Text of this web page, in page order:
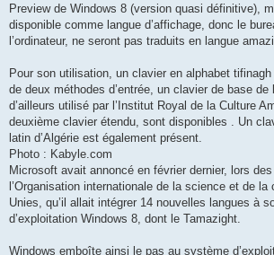
Preview de Windows 8 (version quasi définitive),
disponible comme langue d’affichage, donc le
l’ordinateur, ne seront pas traduits en langue
Pour son utilisation, un clavier en alphabet
de deux méthodes d’entrée, un clavier de base de
d’ailleurs utilisé par l’Institut Royal de la Culture
deuxième clavier étendu, sont disponibles . Un
latin d’Algérie est également présent.
Photo : Kabyle.com
Microsoft avait annoncé en février dernier, lors
l’Organisation internationale de la science et de la
Unies, qu’il allait intégrer 14 nouvelles langues à
d’exploitation Windows 8, dont le Tamazight.
Windows emboîte ainsi le pas au système